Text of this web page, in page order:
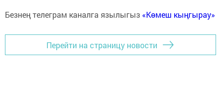
Безнең телеграм каналга язылыгыз «Көмеш кыңгырау»
Перейти на страницу новости